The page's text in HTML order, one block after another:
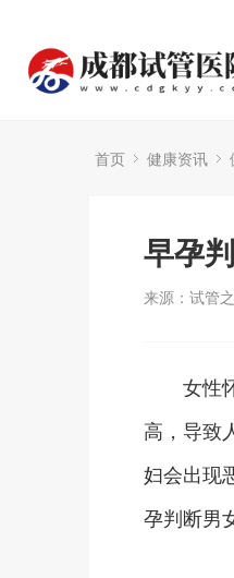
首页 健康资讯
早孕
来源：试管
女性怀
高，导致
妇会出现
孕判断男